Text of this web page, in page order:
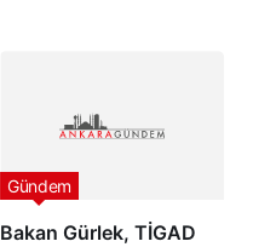
Bakan Gürlek, TİGAD
Gündem